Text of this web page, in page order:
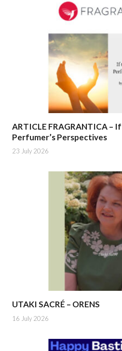
ARTICLE FRAGRANTICA –
Perfumer’s Perspectives
23 July 2026
UTAKI SACRÉ – ORENS
16 July 2026